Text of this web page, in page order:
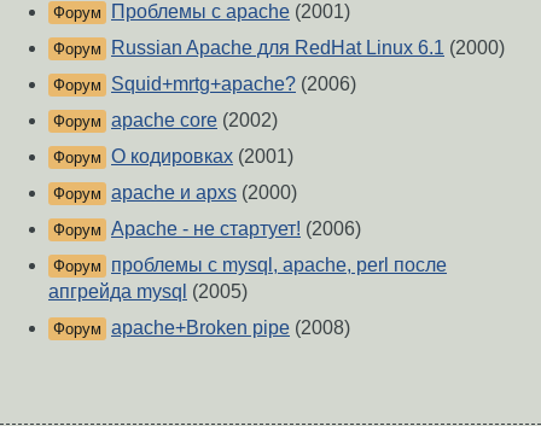
Форум Проблемы с apache (2001)
Форум Russian Apache для RedHat Linux 6.1 (2000)
Форум Squid+mrtg+apache? (2006)
Форум apache core (2002)
Форум О кодировках (2001)
Форум apache и apxs (2000)
Форум Apache - не стартует! (2006)
Форум
проблемы с mysql, apache, perl после
апгрейда mysql (2005)
Форум apache+Broken pipe (2008)